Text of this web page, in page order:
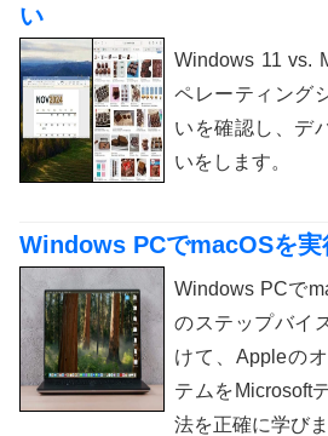
い
Windows 11 vs.
ペレーティング
いを確認し、デ
いをします。
Windows PCでmacOSを実
Windows PCで
のステップバイ
けて、Appleの
テムをMicrosoft
法を正確に学びま